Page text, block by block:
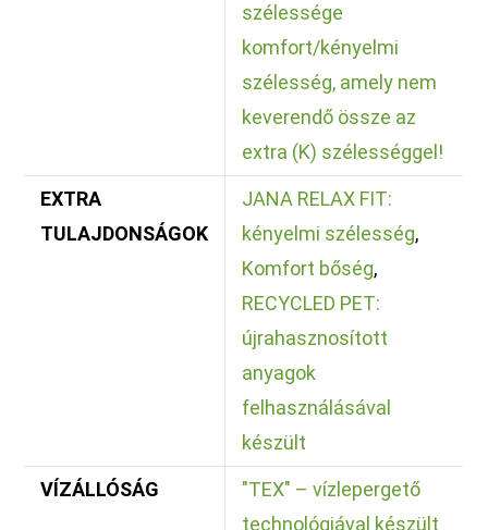
szélessége
komfort/kényelmi
szélesség, amely nem
keverendő össze az
extra (K) szélességgel!
EXTRA
TULAJDONSÁGOK
JANA RELAX FIT:
kényelmi szélesség,
Komfort bőség,
RECYCLED PET:
újrahasznosított
anyagok
felhasználásával
készült
VÍZÁLLÓSÁG
"TEX" – vízlepergető
technológiával készült